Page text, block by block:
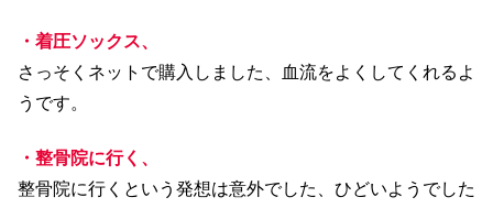
・着圧ソックス、
さっそくネットで購入しました、血流をよくしてくれるよ
うです。
・整骨院に行く、
整骨院に行くという発想は意外でした、ひどいようでした